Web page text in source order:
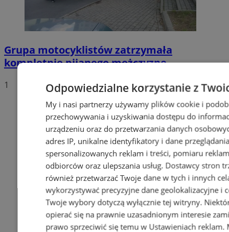
Grupa motocyklistów zatrzymała
kompletnie pijanego mężczyznę
1 Odpowiedzialne korzystanie z
My i nasi partnerzy używamy plików cookie i
przechowywania i uzyskiwania dostępu do
urządzeniu oraz do przetwarzania danych
adres IP, unikalne identyfikatory i dane
spersonalizowanych reklam i treści, pomiaru
odbiorców oraz ulepszania usług. Dostawcy stron
również przetwarzać Twoje dane w tych i innych
wykorzystywać precyzyjne dane geolokalizacyjne i
Twoje wybory dotyczą wyłącznie tej witryny.
opierać się na prawnie uzasadnionym interesie
prawo sprzeciwić się temu w Ustawieniach reklam.